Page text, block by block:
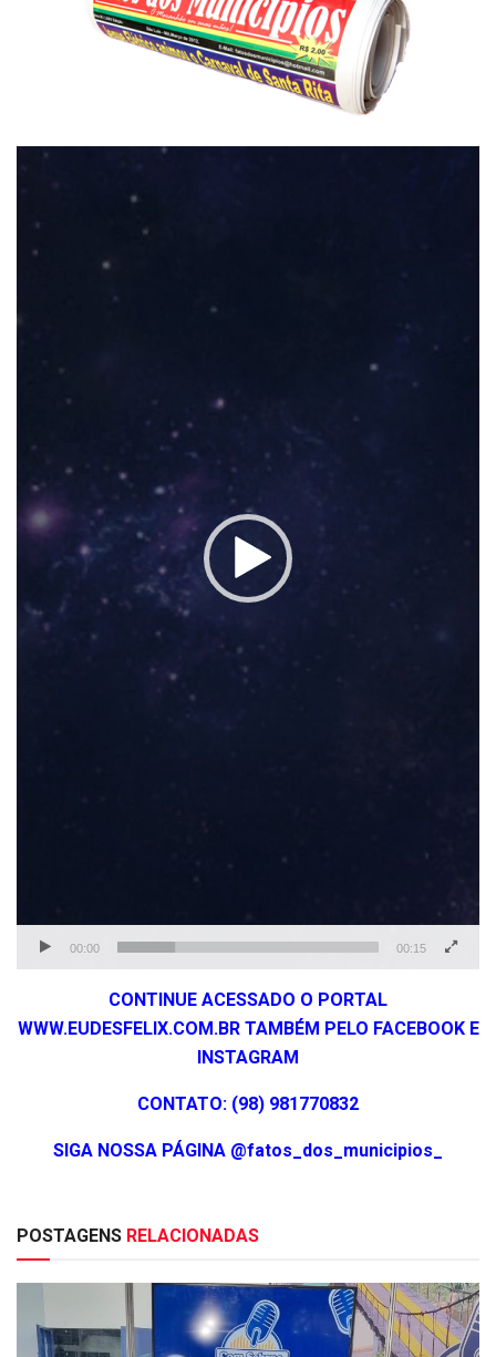
Tocador
00:00 00:15
CONTINUE ACESSADO O PORTAL
WWW.EUDESFELIX.COM.BR TAMBÉM PELO FACEBOOK E
INSTAGRAM
CONTATO: (98) 981770832
SIGA NOSSA PÁGINA @fatos_dos_municipios_
POSTAGENS RELACIONADAS